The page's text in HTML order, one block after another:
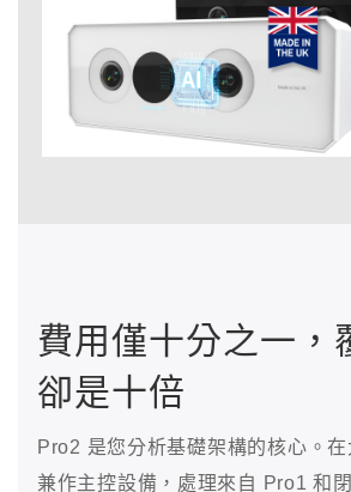
費用僅十分之一，
卻是十倍
Pro2 是您分析基礎架構的核心。
兼作主控設備，處理來自 Pro1 和